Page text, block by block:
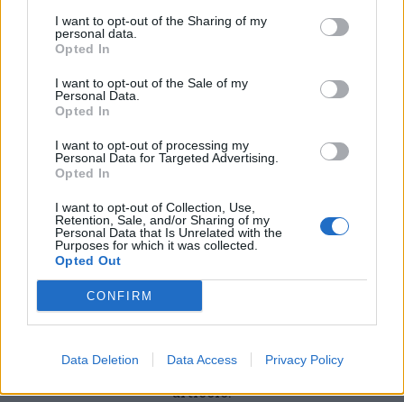
I want to opt-out of the Sharing of my
personal data.
Opted In
I want to opt-out of the Sale of my
Personal Data.
Opted In
I want to opt-out of processing my
Personal Data for Targeted Advertising.
Opted In
I want to opt-out of Collection, Use,
Retention, Sale, and/or Sharing of my
Personal Data that Is Unrelated with the
Purposes for which it was collected.
Opted Out
CONFIRM
Data Deletion Data Access Privacy Policy
Selezioniamo per te
Il meglio di
Iscriviti alla
newsletter
articolo.